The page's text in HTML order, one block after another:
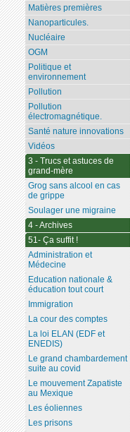
Matières premières
Nanoparticules.
Nucléaire
OGM
Politique et
environnement
Pollution
Pollution
électromagnétique.
Santé nature innovations
Vidéos
3 - Trucs et astuces de
grand-mère
Grog sans alcool en cas
de grippe
Soulager une migraine
4 - Archives
51- Ça suffit !
Administration et
Médecine
Education nationale &
éducation tout court
Immigration
La cour des comptes
La loi ELAN (EDF et
ENEDIS)
Le grand chambardement
suite au covid
Le mouvement Zapatiste
au Mexique
Les éoliennes
Les prisons